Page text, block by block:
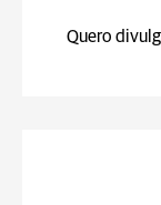
Quero